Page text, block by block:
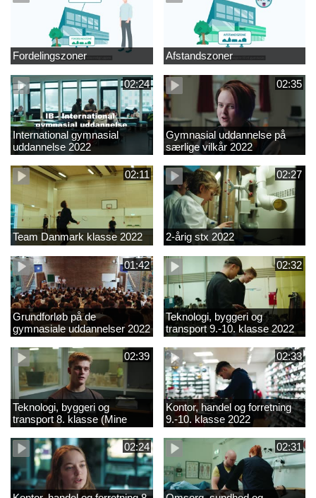
Fordelingszoner Afstandszoner
02:24
International gymnasial
uddannelse 2022
02:35
Gymnasial uddannelse på
særlige vilkår 2022
02:11
Team Danmark klasse 2022
02:27
2-årig stx 2022
01:42
Grundforløb på de
gymnasiale uddannelser 2022
02:32
Teknologi, byggeri og
transport 9.-10. klasse 2022
02:39
Teknologi, byggeri og
transport 8. klasse (Mine
introkurser) 2022
02:33
Kontor, handel og forretning
9.-10. klasse 2022
02:24 02:31